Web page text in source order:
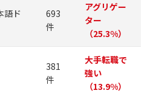
語ド
693
件
アグリゲー
ター
（25.3%）
381
件
大手転職で
強い
（13.9%）